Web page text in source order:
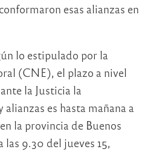
esas alianzas en
lo estipulado por la
(CNE), el plazo a nivel
la Justicia la
es hasta mañana a
la provincia de Buenos
las 9.30 del jueves 15,